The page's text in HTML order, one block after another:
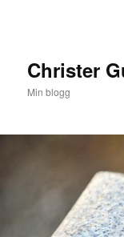
Christer
Min blogg